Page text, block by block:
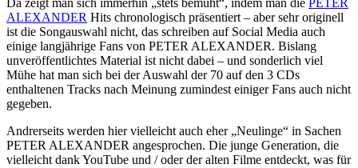
ALEXANDER Hits chronologisch präsentiert – aber sehr originell
ist die Songauswahl nicht, das schreiben auf Social Media auch
einige langjährige Fans von PETER ALEXANDER. Bislang
unveröffentlichtes Material ist nicht dabei – und sonderlich viel
Mühe hat man sich bei der Auswahl der 70 auf den 3 CDs
enthaltenen Tracks nach Meinung zumindest einiger Fans auch nicht
gegeben.
Andrerseits werden hier vielleicht auch eher „Neulinge“ in Sachen
PETER ALEXANDER angesprochen. Die junge Generation, die
vielleicht dank YouTube und / oder der alten Filme entdeckt, was für